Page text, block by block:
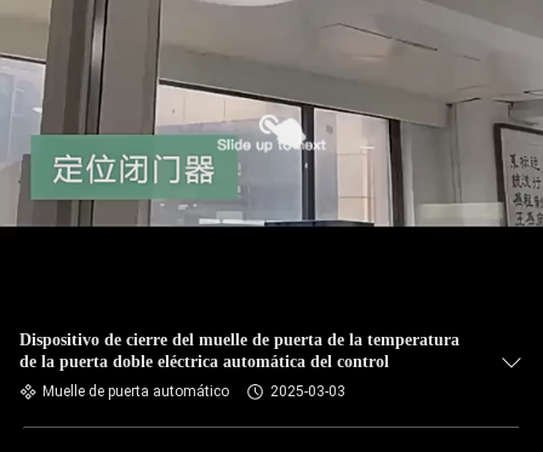
Dispositivo de cierre del muelle de puerta de la temperatura
de la puerta doble eléctrica automática del control
Muelle de puerta automático 2025-03-03